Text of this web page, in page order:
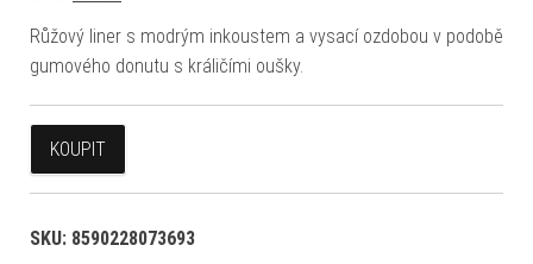
Růžový liner s modrým inkoustem a vysací ozdobou v podobě
gumového donutu s králičími oušky.
KOUPIT
SKU: 8590228073693